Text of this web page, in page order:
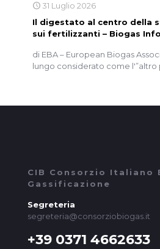
31 Luglio 2026
Il digestato al centro della
sui fertilizzanti – Biogas
di EBA – European Biogas
lungo considerato come
CIB Consorzio Italiano
Gassificazione
Segreteria
segreteria@consorziobiogas.it
+39 0371 4662633